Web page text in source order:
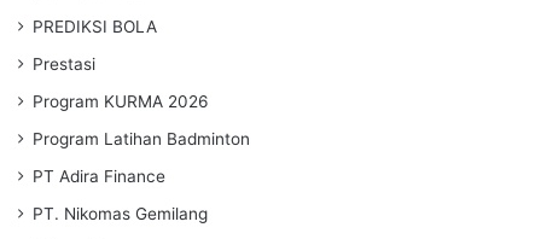
PREDIKSI BOLA
Prestasi
Program KURMA 2026
Program Latihan Badminton
PT Adira Finance
PT. Nikomas Gemilang